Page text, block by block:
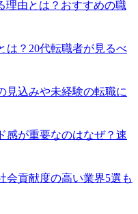
理由とは？おすすめの職
は？20代転職者が見るべ
見込みや未経験の転職に
感が重要なのはなぜ？速
会貢献度の高い業界5選も